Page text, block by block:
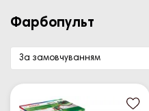
Фарбопульт